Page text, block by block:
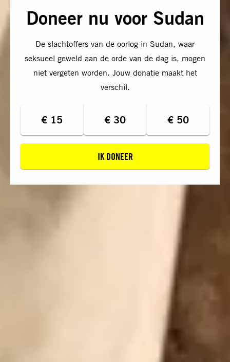
Sluit
Doneer nu voor Sudan
De slachtoffers van de oorlog in Sudan, waar
seksueel geweld aan de orde van de dag is, mogen
niet vergeten worden. Jouw donatie maakt het
verschil.
€ 15 € 30 € 50
IK DONEER